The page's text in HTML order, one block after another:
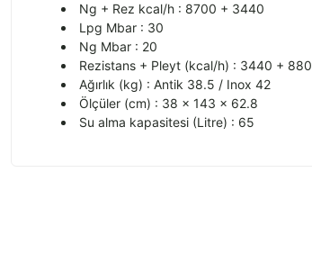
Ng + Rez kcal/h : 8700 + 3440
Lpg Mbar : 30
Ng Mbar : 20
Rezistans + Pleyt (kcal/h) : 3440 + 880
Ağırlık (kg) : Antik 38.5 / Inox 42
Ölçüler (cm) : 38 × 143 × 62.8
Su alma kapasitesi (Litre) : 65